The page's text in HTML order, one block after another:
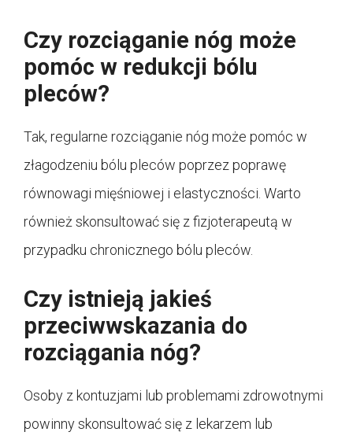
Czy rozciąganie nóg może
pomóc w redukcji bólu
pleców?
Tak, regularne rozciąganie nóg może pomóc w
złagodzeniu bólu pleców poprzez poprawę
równowagi mięśniowej i elastyczności. Warto
również skonsultować się z fizjoterapeutą w
przypadku chronicznego bólu pleców.
Czy istnieją jakieś
przeciwwskazania do
rozciągania nóg?
Osoby z kontuzjami lub problemami zdrowotnymi
powinny skonsultować się z lekarzem lub